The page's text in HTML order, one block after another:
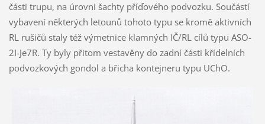
části trupu, na úrovni šachty příďového podvozku. Součástí
vybavení některých letounů tohoto typu se kromě aktivních
RL rušičů staly též výmetnice klamných IČ/RL cílů typu ASO-
2I-Je7R. Ty byly přitom vestavěny do zadní části křídelních
podvozkových gondol a břicha kontejneru typu UChO.